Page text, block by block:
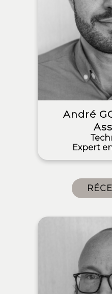
André
Expert